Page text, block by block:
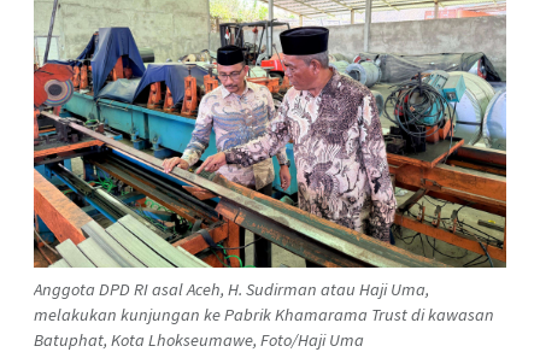
Anggota DPD RI asal Aceh, H. Sudirman atau Haji Uma,
melakukan kunjungan ke Pabrik Khamarama Trust di kawasan
Batuphat, Kota Lhokseumawe, Foto/Haji Uma